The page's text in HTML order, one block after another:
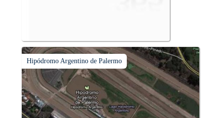
Hipódromo Argentino de Palermo